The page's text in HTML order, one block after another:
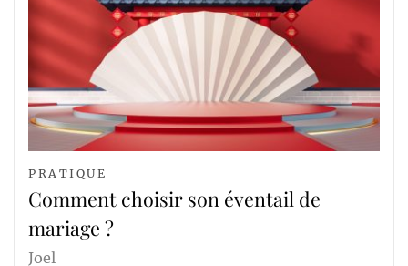
PRATIQUE
Comment choisir son éventail de
mariage ?
Joel